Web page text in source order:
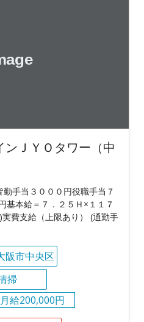
ＪＹＯタワー（中
手当３０００円役職手当７
基本給＝７．２５Ｈ×１１７
費支給（上限あり） (通勤手
阪市中央区
掃
月給200,000円